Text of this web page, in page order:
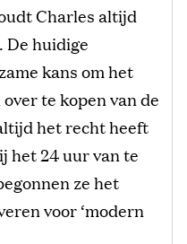
Charles altijd
De huidige
kans om het
te kopen van de
het recht heeft
het 24 uur van te
ze het
voor ‘modern